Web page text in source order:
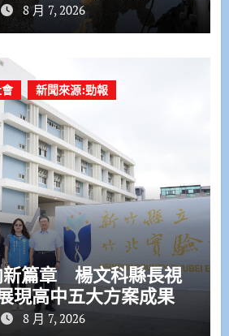
8 月 7, 2026
新聞來源:勁報
新篇章 楊文科縣長視
現高中五大方案成果
8 月 7, 2026